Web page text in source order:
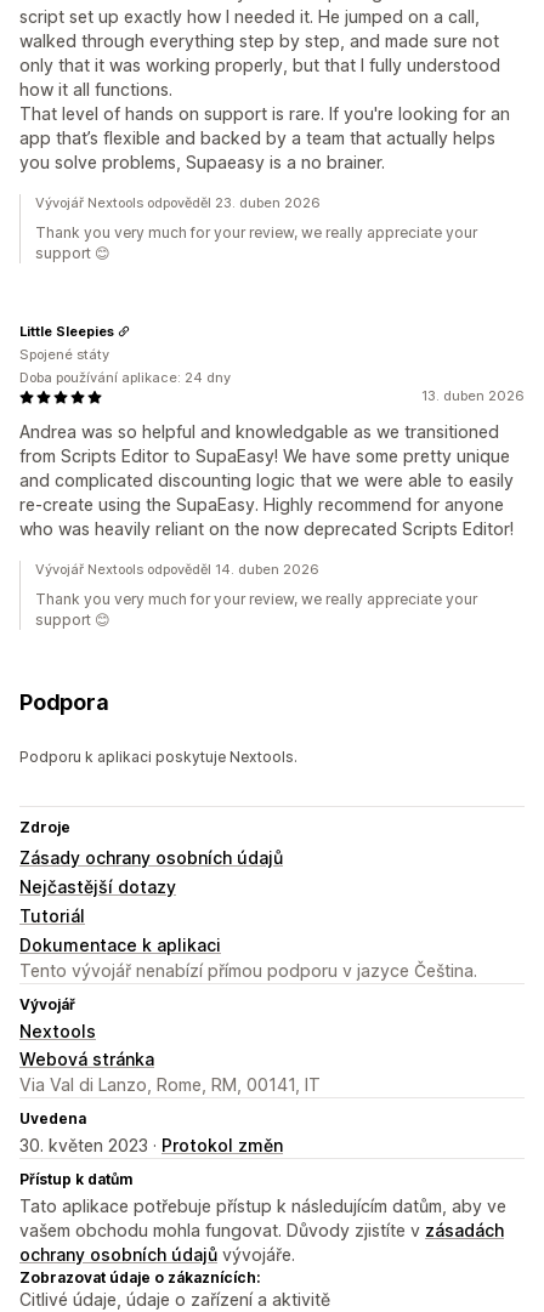
script set up exactly how I needed it. He jumped on a call,
walked through everything step by step, and made sure not
only that it was working properly, but that I fully understood
how it all functions.
That level of hands on support is rare. If you're looking for an
app that’s flexible and backed by a team that actually helps
you solve problems, Supaeasy is a no brainer.
Vývojář Nextools odpověděl 23. duben 2026
Thank you very much for your review, we really appreciate your
support 😊
13. duben 2026
Andrea was so helpful and knowledgable as we transitioned
from Scripts Editor to SupaEasy! We have some pretty unique
and complicated discounting logic that we were able to easily
re-create using the SupaEasy. Highly recommend for anyone
who was heavily reliant on the now deprecated Scripts Editor!
Little Sleepies
Spojené státy
Doba používání aplikace: 24 dny
Vývojář Nextools odpověděl 14. duben 2026
Thank you very much for your review, we really appreciate your
support 😊
Podpora
Podporu k aplikaci poskytuje Nextools.
Zdroje
Zásady ochrany osobních údajů
Nejčastější dotazy
Tutoriál
Dokumentace k aplikaci
Tento vývojář nenabízí přímou podporu v jazyce Čeština.
Vývojář
Nextools
Webová stránka
Via Val di Lanzo, Rome, RM, 00141, IT
Uvedena
30. květen 2023 · Protokol změn
Přístup k datům
Tato aplikace potřebuje přístup k následujícím datům, aby ve
vašem obchodu mohla fungovat. Důvody zjistíte v zásadách
ochrany osobních údajů vývojáře.
Zobrazovat údaje o zákaznících:
Citlivé údaje, údaje o zařízení a aktivitě